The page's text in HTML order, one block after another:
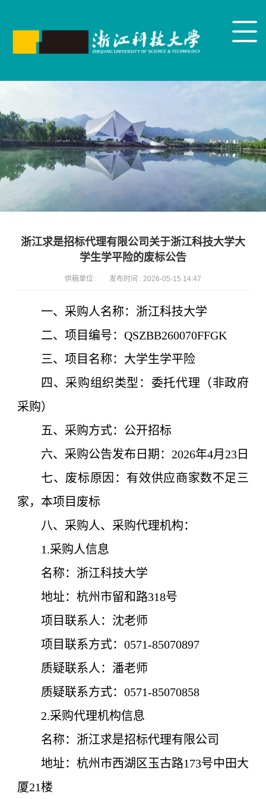
浙江求是招标代理有限公司关于浙江科技大学大
学生学平险的废标公告
供稿单位 : 发布时间 : 2026-05-15 14:47
一、采购人名称： 浙江科技大学
二、项目编号： QSZBB260070FFGK
三、项目名称： 大学生学平险
四、采购组织类型：委托代理（非政府
采购）
五、采购方式： 公开招标
六、采购公告发布日期： 2026年4月23日
七、 废标原因 ： 有效供应商家数不足三
家，本项目废标
八、采购人、采购代理机构：
1.采购人信息
名称：浙江科技大学
地址：杭州市留和路318号
项目联系人：沈老师
项目联系方式：0571-85070897
质疑联系人：潘老师
质疑联系方式：0571-85070858
2.采购代理机构信息
名称：浙江求是招标代理有限公司
地址：杭州市西湖区玉古路173号中田大
厦21楼